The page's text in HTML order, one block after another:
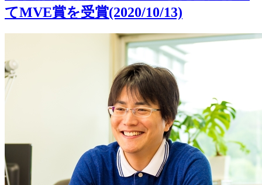
てMVE賞を受賞(2020/10/13)